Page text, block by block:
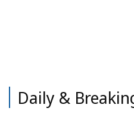
Daily &